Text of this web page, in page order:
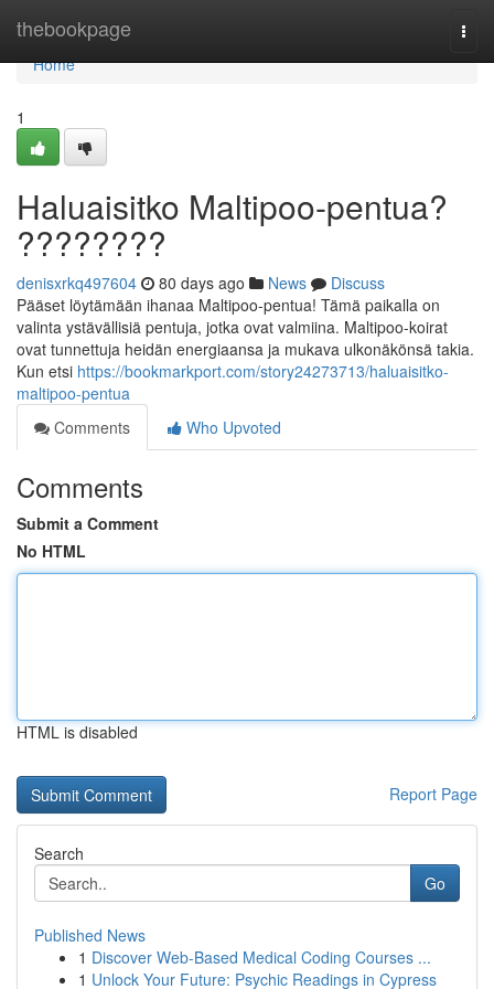
thebookpage
Home
Home
1
Haluaisitko Maltipoo-pentua?
????????
denisxrkq497604 80 days ago News
Discuss
Pääset löytämään ihanaa Maltipoo-pentua! Tämä paikalla on
valinta ystävällisiä pentuja, jotka ovat valmiina. Maltipoo-koirat
ovat tunnettuja heidän energiaansa ja mukava ulkonäkönsä takia.
Kun etsi https://bookmarkport.com/story24273713/haluaisitko-
maltipoo-pentua
Comments
Who Upvoted
Comments
Submit a Comment
No HTML
HTML is disabled
Report Page
Search
Go
Published News
1 Discover Web-Based Medical Coding Courses ...
1 Unlock Your Future: Psychic Readings in Cypress